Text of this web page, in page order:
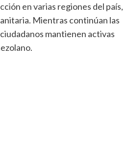
en varias regiones del país,
Mientras continúan las
mantienen activas